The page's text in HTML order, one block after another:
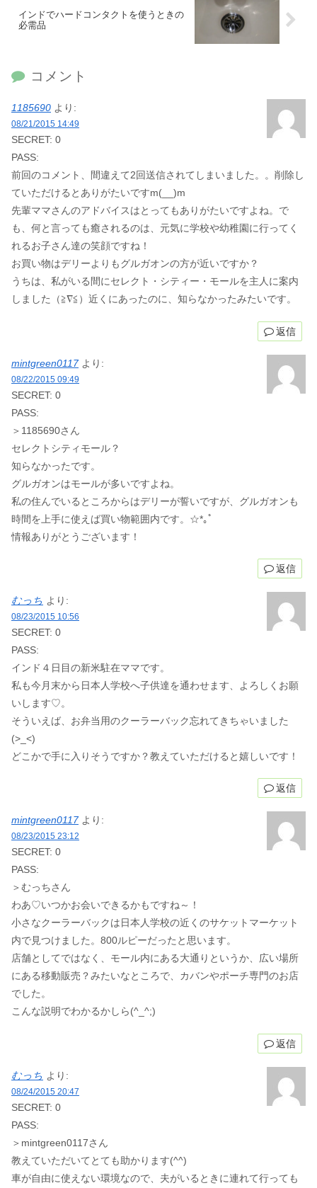
インドでハードコンタクトを使うときの
必需品
コメント
1185690 より:
08/21/2015 14:49
SECRET: 0
PASS:
前回のコメント、間違えて2回送信されてしまいました。。削除し
ていただけるとありがたいですm(__)m
先輩ママさんのアドバイスはとってもありがたいですよね。で
も、何と言っても癒されるのは、元気に学校や幼稚園に行ってく
れるお子さん達の笑顔ですね！
お買い物はデリーよりもグルガオンの方が近いですか？
うちは、私がいる間にセレクト・シティー・モールを主人に案内
しました（≧∇≦）近くにあったのに、知らなかったみたいです。
返信
mintgreen0117 より:
08/22/2015 09:49
SECRET: 0
PASS:
＞1185690さん
セレクトシティモール？
知らなかったです。
グルガオンはモールが多いですよね。
私の住んでいるところからはデリーが誓いですが、グルガオンも
時間を上手に使えば買い物範囲内です。☆*｡ﾟ
情報ありがとうございます！
返信
むっち より:
08/23/2015 10:56
SECRET: 0
PASS:
インド４日目の新米駐在ママです。
私も今月末から日本人学校へ子供達を通わせます、よろしくお願
いします♡。
そういえば、お弁当用のクーラーバック忘れてきちゃいました
(>_<)
どこかで手に入りそうですか？教えていただけると嬉しいです！
返信
mintgreen0117 より:
08/23/2015 23:12
SECRET: 0
PASS:
＞むっちさん
わあ♡いつかお会いできるかもですね～！
小さなクーラーバックは日本人学校の近くのサケットマーケット
内で見つけました。800ルピーだったと思います。
店舗としてではなく、モール内にある大通りというか、広い場所
にある移動販売？みたいなところで、カバンやポーチ専門のお店
でした。
こんな説明でわかるかしら(^_^;)
返信
むっち より:
08/24/2015 20:47
SECRET: 0
PASS:
＞mintgreen0117さん
教えていただいてとても助かります(^^)
車が自由に使えない環境なので、夫がいるときに連れて行っても